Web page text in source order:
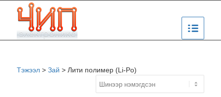
Тэжээл> Зай > Лити полимер (Li-Po)